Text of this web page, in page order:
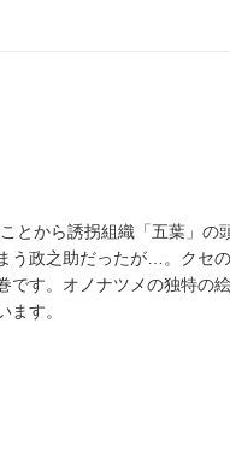
とから誘拐組織「五葉」の
う政之助だったが…。クセ
です。オノナツメの独特の
す。